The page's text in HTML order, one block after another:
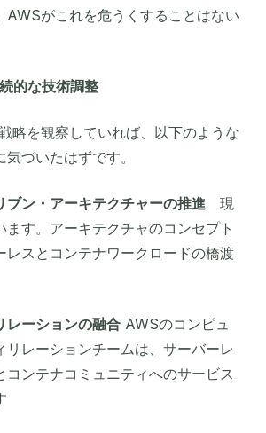
AWSがこれを危うくすることはない
的な技術調整
略を観察していれば、以下のような
づいたはずです。
ブン・アーキテクチャーの推進 現
ます。アーキテクチャのコンセプト
レスとコンテナワークロードの橋渡
レーションの融合 AWSのコンピュ
リレーションチームは、サーバーレ
コンテナコミュニティへのサービス